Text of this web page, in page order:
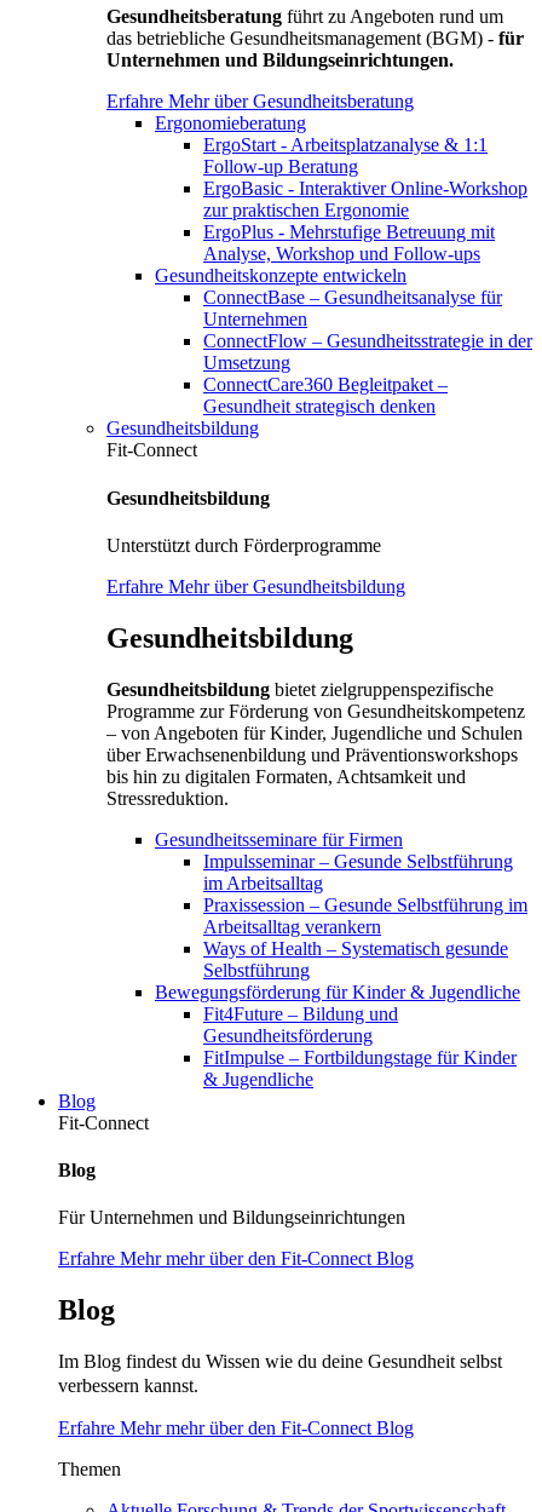
Gesundheitsberatung führt zu Angeboten rund um
das betriebliche Gesundheitsmanagement (BGM) - für
Unternehmen und Bildungseinrichtungen.
Erfahre Mehr über Gesundheitsberatung
Ergonomieberatung
ErgoStart - Arbeitsplatzanalyse & 1:1
Follow-up Beratung
ErgoBasic - Interaktiver Online-Workshop
zur praktischen Ergonomie
ErgoPlus - Mehrstufige Betreuung mit
Analyse, Workshop und Follow-ups
Gesundheitskonzepte entwickeln
ConnectBase – Gesundheitsanalyse für
Unternehmen
ConnectFlow – Gesundheitsstrategie in der
Umsetzung
ConnectCare360 Begleitpaket –
Gesundheit strategisch denken
Gesundheitsbildung
Fit-Connect
Gesundheitsbildung
Unterstützt durch Förderprogramme
Erfahre Mehr über Gesundheitsbildung
Gesundheitsbildung
Gesundheitsbildung bietet zielgruppenspezifische
Programme zur Förderung von Gesundheitskompetenz
– von Angeboten für Kinder, Jugendliche und Schulen
über Erwachsenenbildung und Präventionsworkshops
bis hin zu digitalen Formaten, Achtsamkeit und
Stressreduktion.
Gesundheitsseminare für Firmen
Impulsseminar – Gesunde Selbstführung
im Arbeitsalltag
Praxissession – Gesunde Selbstführung im
Arbeitsalltag verankern
Ways of Health – Systematisch gesunde
Selbstführung
Bewegungsförderung für Kinder & Jugendliche
Fit4Future – Bildung und
Gesundheitsförderung
FitImpulse – Fortbildungstage für Kinder
& Jugendliche
Blog
Fit-Connect
Blog
Für Unternehmen und Bildungseinrichtungen
Erfahre Mehr mehr über den Fit-Connect Blog
Blog
Im Blog findest du Wissen wie du deine Gesundheit selbst
verbessern kannst.
Erfahre Mehr mehr über den Fit-Connect Blog
Themen